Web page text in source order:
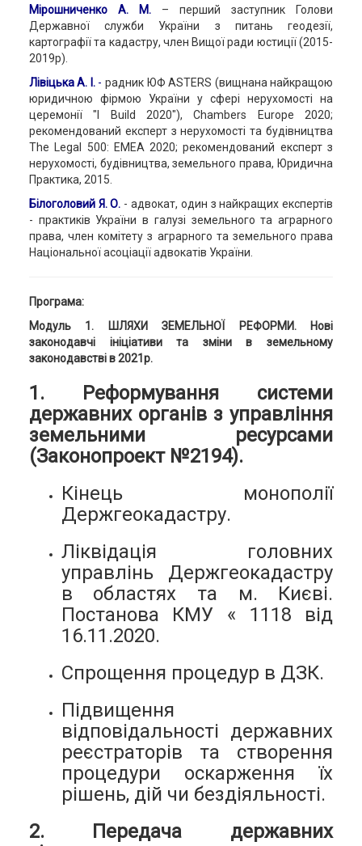
Мірошниченко А. М. – перший заступник Голови
Державної служби України з питань геодезії,
картографії та кадастру, член Вищої ради юстиції (2015-
2019р).
Лівіцька А. І.- радник ЮФ ASTERS (вищнана найкращою
юридичною фірмою України у сфері нерухомості на
церемонії "I Build 2020"), Chambers Europe 2020;
рекомендований експерт з нерухомості та будівництва
The Legal 500: EMEA 2020; рекомендований експерт з
нерухомості, будівництва, земельного права, Юридична
Практика, 2015.
Білоголовий Я. О. - адвокат, один з найкращих експертів
- практиків України в галузі земельного та аграрного
права, член комітету з аграрного та земельного права
Національної асоціації адвокатів України.
Програма:
Модуль 1. ШЛЯХИ ЗЕМЕЛЬНОЇ РЕФОРМИ. Нові
законодавчі ініціативи та зміни в земельному
законодавстві в 2021р.
1. Реформування системи
державних органів з управління
земельними ресурсами
(Законопроект №2194).
Кінець монополії
Держгеокадастру.
Ліквідація головних
управлінь Держгеокадастру
в областях та м. Києві.
Постанова КМУ « 1118 від
16.11.2020.
Спрощення процедур в ДЗК.
Підвищення
відповідальності державних
реєстраторів та створення
процедури оскарження їх
рішень, дій чи бездіяльності.
2. Передача державних